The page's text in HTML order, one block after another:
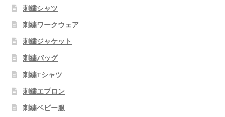
刺繍シャツ
刺繍ワークウェア
刺繍ジャケット
刺繍バッグ
刺繍Tシャツ
刺繍エプロン
刺繍ベビー服